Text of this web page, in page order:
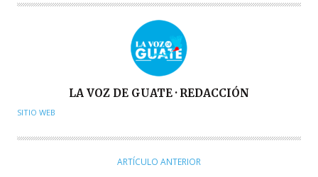
U
O
LA VOZ DE GUATE · REDACCIÓN
SITIO WEB
ARTÍCULO ANTERIOR